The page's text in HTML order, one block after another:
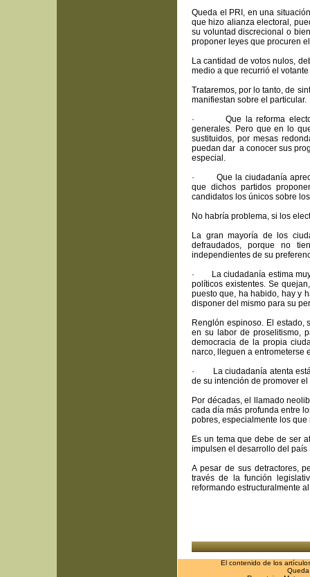
Queda el PRI, en una
que hizo alianza electoral,
su voluntad discrecional o
proponer leyes que procuren
La cantidad de votos nulos,
medio a que recurrió el
Trataremos, por lo tanto, de
manifiestan sobre el particular.
· Que la reforma electoral
generales. Pero que en lo
sustituidos, por mesas
puedan dar a conocer sus
especial.
· Que la ciudadanía aprecia
que dichos partidos
candidatos los únicos sobre
No habría problema, si los
La gran mayoría de los
defraudados, porque no
independientes de su
· La ciudadanía estima muy
políticos existentes. Se
puesto que, ha habido, hay y
disponer del mismo para su
Renglón espinoso. El estado,
en su labor de proselitismo,
democracia de la propia
narco, lleguen a entrometerse
· La ciudadanía atenta está,
de su intención de promover
Por décadas, el llamado
cada día más profunda entre
pobres, especialmente los
Es un tema que debe de ser
impulsen el desarrollo del país
A pesar de sus detractores,
través de la función
reformando estructuralmente
El contenido de los